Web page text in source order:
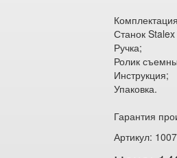
Станок
Ручка;
Ролик
Инструкция;
Упаковка.
Гарантия
Артикул: